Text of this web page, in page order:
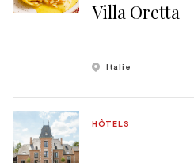
Villa Oretta
Italie
HÔTELS